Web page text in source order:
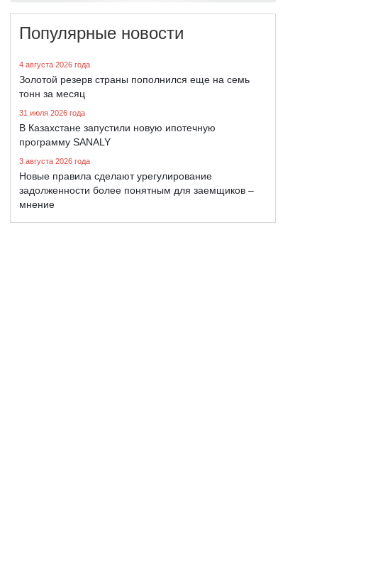
Популярные новости
4 августа 2026 года
Золотой резерв страны пополнился еще на семь
тонн за месяц
31 июля 2026 года
В Казахстане запустили новую ипотечную
программу SANALY
3 августа 2026 года
Новые правила сделают урегулирование
задолженности более понятным для заемщиков –
мнение